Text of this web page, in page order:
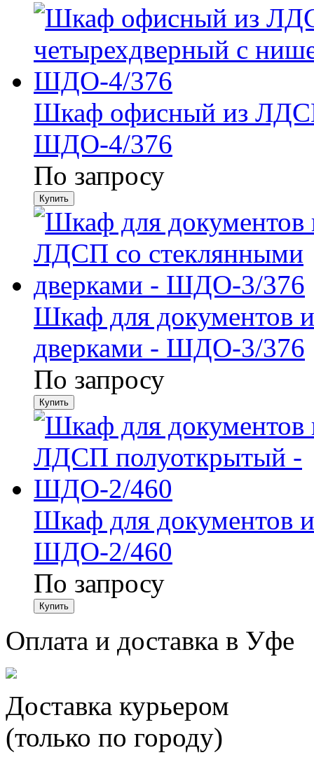
Шкаф офисный из
ШДО-4/376
По запросу
Шкаф для документов
дверками - ШДО-3/376
По запросу
Шкаф для документов
ШДО-2/460
По запросу
Оплата и доставка в Уфе
Доставка курьером
(только по городу)